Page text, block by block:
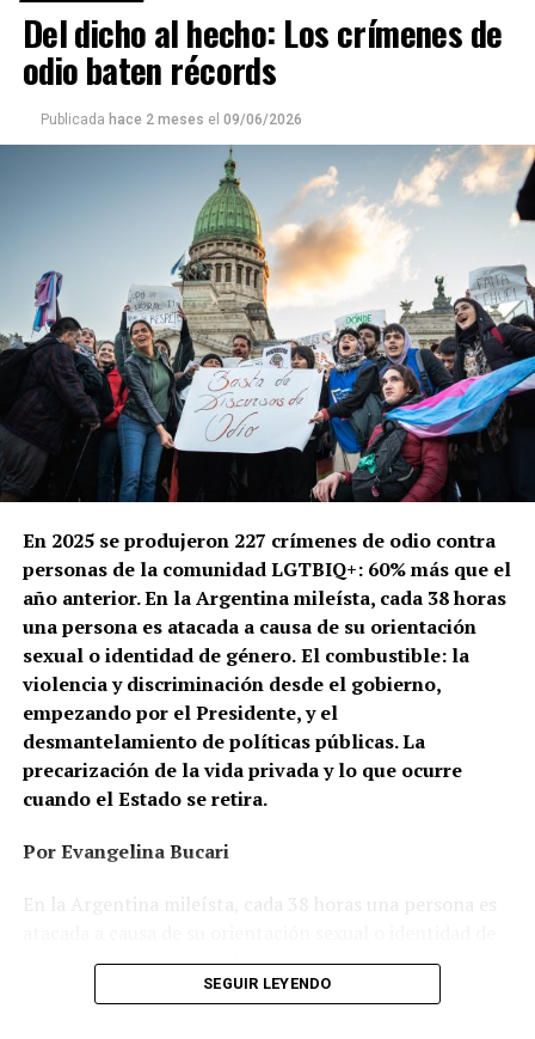
Del dicho al hecho: Los crímenes de
odio baten récords
Publicada hace 2 meses el 09/06/2026
En 2025 se produjeron 227 crímenes de odio contra
personas de la comunidad LGTBIQ+: 60% más que el
año anterior. En la Argentina mileísta, cada 38 horas
una persona es atacada a causa de su orientación
sexual o identidad de género.El combustible: la
violencia y discriminación desde el gobierno,
empezando por el Presidente, y el
desmantelamiento de políticas públicas. La
precarización de la vida privada y lo que ocurre
cuando el Estado se retira.
Por Evangelina Bucari
En la Argentina mileísta, cada 38 horas una persona es
género. En Cañuelas, un hombre le prendió fuego a la
casa de una pareja de lesbianas. En Recoleta, dos
SEGUIR LEYENDO